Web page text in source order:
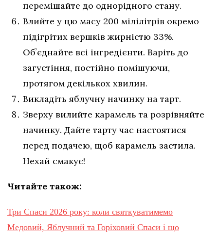
перемішайте до однорідного стану.
Влийте у цю масу 200 мілілітрів окремо
підігрітих вершків жирністю 33%.
Обʼєднайте всі інгредієнти. Варіть до
загустіння, постійно помішуючи,
протягом декількох хвилин.
Викладіть яблучну начинку на тарт.
Зверху вилийте карамель та розрівняйте
начинку. Дайте тарту час настоятися
перед подачею, щоб карамель застила.
Нехай смакує!
Читайте також:
Три Спаси 2026 року: коли святкуватимемо
Медовий, Яблучний та Горіховий Спаси і що